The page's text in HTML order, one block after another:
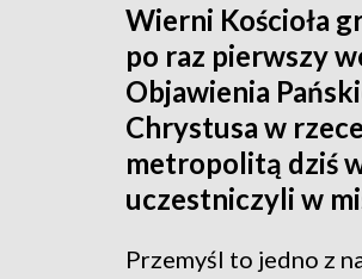
Wierni Kościoła
po raz pierwszy
Objawienia
Chrystusa w
metropolitą dziś
uczestniczyli w
Przemyśl to jedno z